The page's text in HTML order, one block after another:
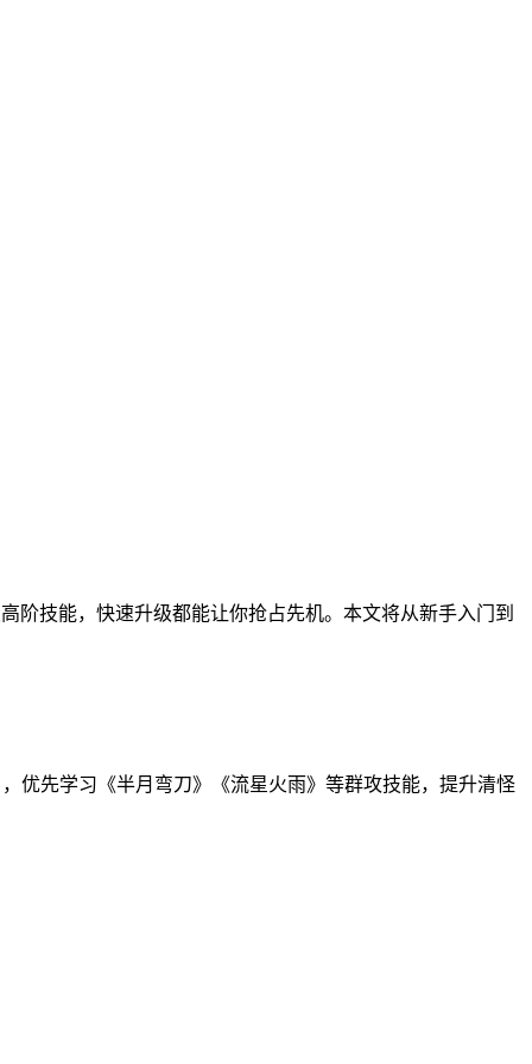
阶技能，快速升级都能让你抢占先机。本文将从新手入门到
优先学习《半月弯刀》《流星火雨》等群攻技能，提升清怪